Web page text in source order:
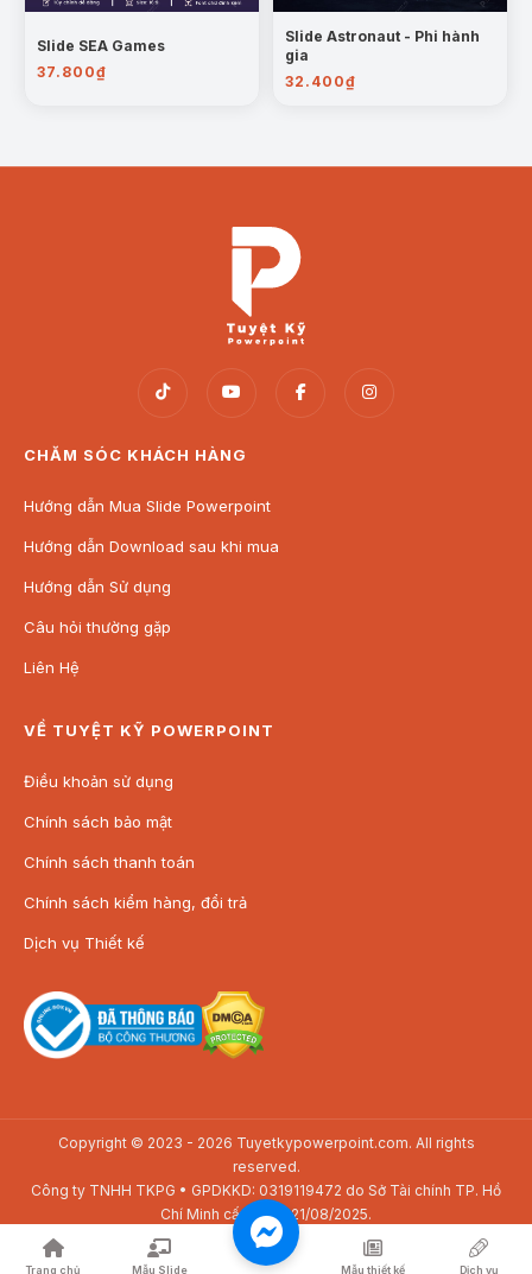
Slide SEA Games
37.800₫
Slide Astronaut - Phi hành
gia
32.400₫
CHĂM SÓC KHÁCH HÀNG
Hướng dẫn Mua Slide Powerpoint
Hướng dẫn Download sau khi mua
Hướng dẫn Sử dụng
Câu hỏi thường gặp
Liên Hệ
VỀ TUYỆT KỸ POWERPOINT
Điều khoản sử dụng
Chính sách bảo mật
Chính sách thanh toán
Chính sách kiểm hàng, đổi trả
Dịch vụ Thiết kế
Copyright © 2023 - 2026 Tuyetkypowerpoint.com. All rights
reserved.
Công ty TNHH TKPG • GPDKKD: 0319119472 do Sở Tài chính TP. Hồ
Chí Minh cấp ngày 21/08/2025.
Địa chỉ: SAV3-01.01 Toà nhà The Sun Avenue, 28 Mai Chí Thọ, P. Bình
Trưng, TP. Hồ Chí Minh
Trang chủ Mẫu Slide Mẫu thiết kế Dịch vụ